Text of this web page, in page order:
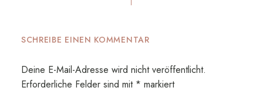
SCHREIBE EINEN KOMMENTAR
Deine E-Mail-Adresse wird nicht veröffentlicht.
Erforderliche Felder sind mit * markiert